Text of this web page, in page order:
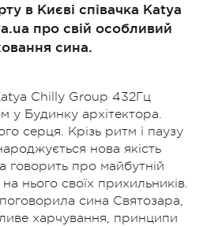
в Києві співачка Katya
про свій особливий
сина.
Chilly Group 432Гц
у Будинку архітектора.
серця. Крізь ритм і паузу
нова якість
говорить про майбутній
нього своїх прихильників.
сина Святозара,
харчування, принципи